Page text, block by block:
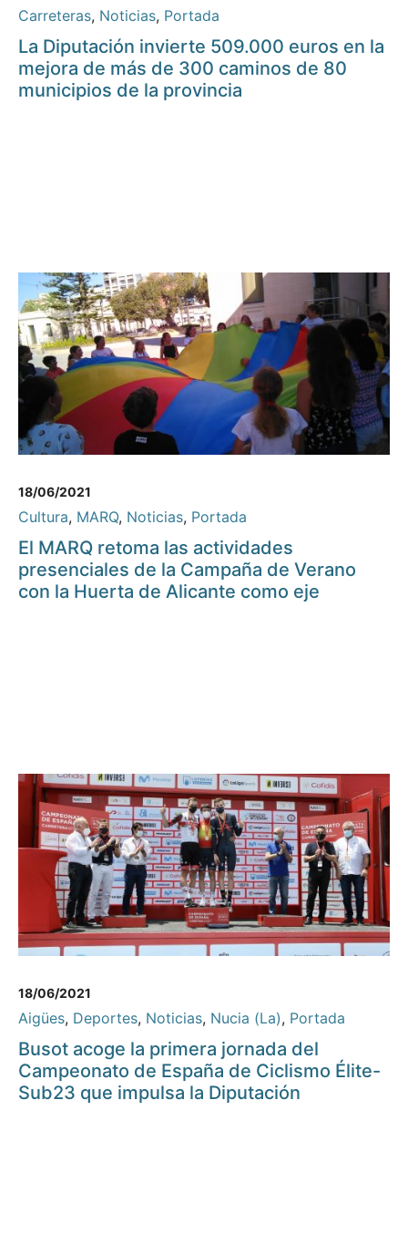
Carreteras, Noticias, Portada
La Diputación invierte 509.000 euros en la
mejora de más de 300 caminos de 80
municipios de la provincia
18/06/2021
Cultura, MARQ, Noticias, Portada
El MARQ retoma las actividades
presenciales de la Campaña de Verano
con la Huerta de Alicante como eje
18/06/2021
Aigües, Deportes, Noticias, Nucia (La), Portada
Busot acoge la primera jornada del
Campeonato de España de Ciclismo Élite-
Sub23 que impulsa la Diputación